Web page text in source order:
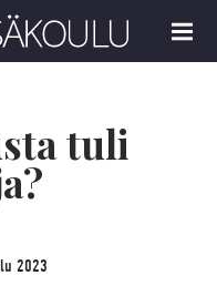
MENU
tuli
2023